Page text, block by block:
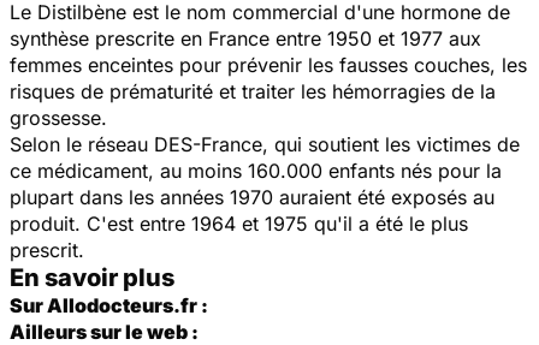
Le Distilbène est le nom commercial d'une hormone de
synthèse prescrite en France entre 1950 et 1977 aux
femmes enceintes pour prévenir les fausses couches, les
risques de prématurité et traiter les hémorragies de la
grossesse.
Selon le réseau DES-France, qui soutient les victimes de
ce médicament, au moins 160.000 enfants nés pour la
plupart dans les années 1970 auraient été exposés au
produit. C'est entre 1964 et 1975 qu'il a été le plus
prescrit.
En savoir plus
Sur Allodocteurs.fr :
Ailleurs sur le web :